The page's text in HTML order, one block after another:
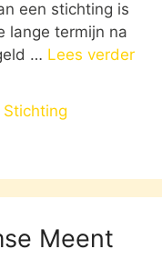
een stichting is
lange termijn na
… Lees verder
Stichting
Meent